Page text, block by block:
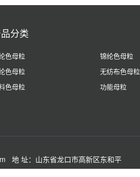
分类
色母粒
锦纶色母粒
色母粒
无纺布色母粒
色母粒
功能母粒
地 址：山东省龙口市高新区东和平